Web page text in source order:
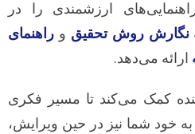
ارزشمندی را در
نگارش روش تحقیق و راهنمای
ارائه می‌دهد.
کمک می‌کند تا مسیر فکری
به خود شما نیز در حین ویرایش،